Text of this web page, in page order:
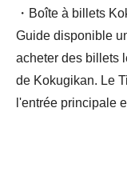
・Boîte à billets
Guide disponible
acheter des billets
de Kokugikan. Le
l'entrée principale